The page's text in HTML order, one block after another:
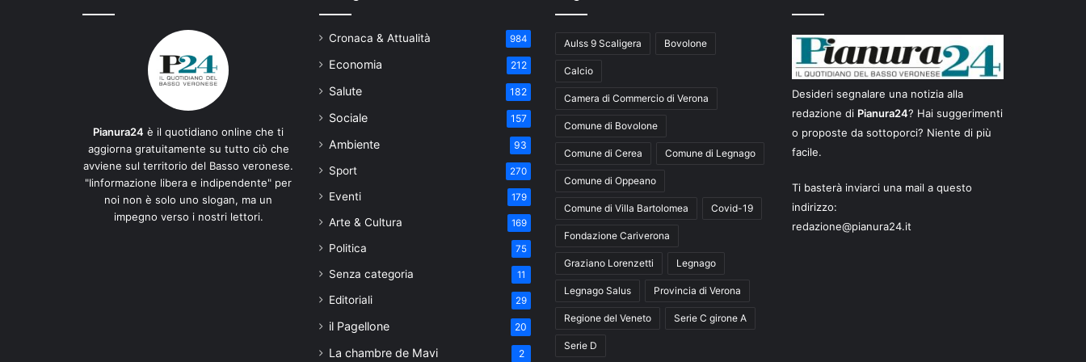
Pianura24 è il quotidiano online che ti
aggiorna gratuitamente su tutto ciò che
avviene sul territorio del Basso veronese.
"Iinformazione libera e indipendente" per
noi non è solo uno slogan, ma un
impegno verso i nostri lettori.
Cronaca & Attualità 984
Economia 212
Salute 182
Sociale 157
Ambiente 93
Sport 270
Eventi 179
Arte & Cultura 169
Politica 75
Senza categoria 11
Editoriali 29
il Pagellone 20
La chambre de Mavi 2
Aulss 9 Scaligera Bovolone
Calcio
Camera di Commercio di Verona
Comune di Bovolone
Comune di Cerea Comune di Legnago
Comune di Oppeano
Comune di Villa Bartolomea Covid-19
Fondazione Cariverona
Graziano Lorenzetti Legnago
Legnago Salus Provincia di Verona
Regione del Veneto Serie C girone A
Serie D
Desideri segnalare una notizia alla
redazione di Pianura24? Hai suggerimenti
o proposte da sottoporci? Niente di più
facile.
Ti basterà inviarci una mail a questo
indirizzo:
redazione@pianura24.it